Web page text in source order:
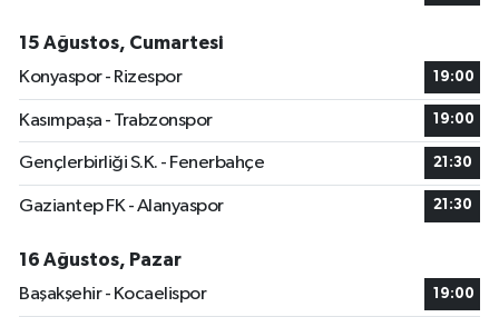
15 Ağustos, Cumartesi
Konyaspor - Rizespor
19:00
Kasımpaşa - Trabzonspor 19:00
Gençlerbirliği S.K. - Fenerbahçe 21:30
Gaziantep FK - Alanyaspor 21:30
16 Ağustos, Pazar
Başakşehir - Kocaelispor
19:00